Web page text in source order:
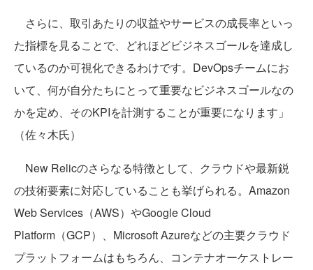
さらに、取引あたりの収益やサービスの成長率といっ
た指標を見ることで、どれほどビジネスゴールを達成し
ているのか可視化できるわけです。DevOpsチームにお
いて、何が自分たちにとって重要なビジネスゴールなの
かを定め、そのKPIを計測することが重要になります」
（佐々木氏）
New Relicのさらなる特徴として、クラウドや最新鋭
の技術要素に対応していることも挙げられる。Amazon
Web Services（AWS）やGoogle Cloud
Platform（GCP）、Microsoft Azureなどの主要クラウド
プラットフォームはもちろん、コンテナオーケストレー